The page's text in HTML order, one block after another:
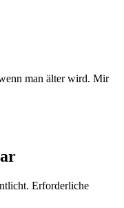
man älter wird. Mir
Erforderliche